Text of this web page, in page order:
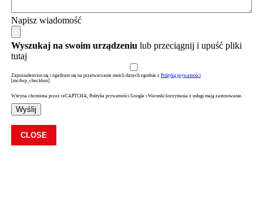
Napisz wiadomość
Wyszukaj na swoim urządzeniu lub przeciągnij i upuść pliki
tutaj
Zapoznałem/am się i zgadzam się na przetwarzanie moich danych zgodnie z Polityką prywatności
[mc4wp_checkbox]
Witryna chroniona przez reCAPTCHA, Polityka prywatności Google i Warunki korzystania z usługi mają zastosowanie.
Wyślij
CLOSE